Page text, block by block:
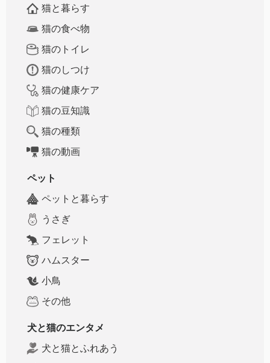
猫と暮らす
猫の食べ物
猫のトイレ
猫のしつけ
猫の健康ケア
猫の豆知識
猫の種類
猫の動画
ペット
ペットと暮らす
うさぎ
フェレット
ハムスター
小鳥
その他
犬と猫のエンタメ
犬と猫とふれあう